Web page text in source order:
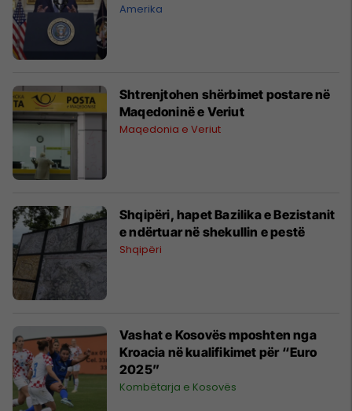
Amerika
Shtrenjtohen shërbimet postare në
Maqedoninë e Veriut
Maqedonia e Veriut
​Shqipëri, hapet Bazilika e Bezistanit
e ndërtuar në shekullin e pestë
Shqipëri
Vashat e Kosovës mposhten nga
Kroacia në kualifikimet për “Euro
2025”
Kombëtarja e Kosovës